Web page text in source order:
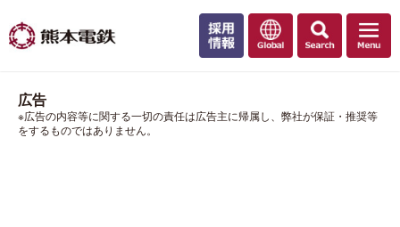
広告
※広告の内容等に関する一切の責任は広告主に帰属し、弊社が保証・推奨等
をするものではありません。